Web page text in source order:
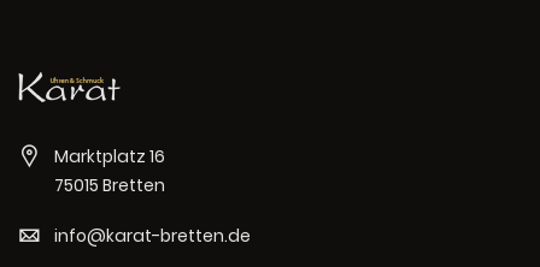
Marktplatz 16
75015 Bretten
info@karat-bretten.de